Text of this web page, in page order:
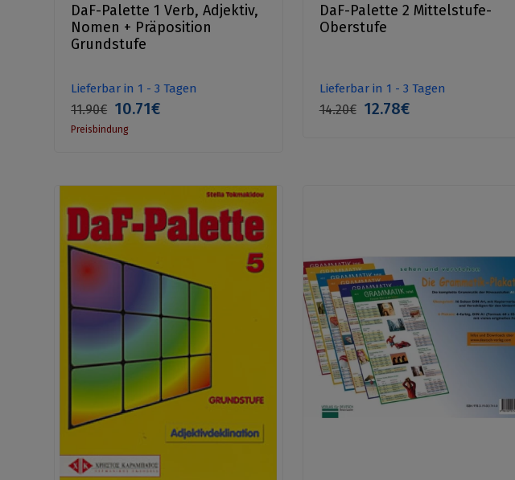
DaF-Palette 1 Verb, Adjektiv,
Nomen + Präposition
Grundstufe
Lieferbar in 1 - 3 Tagen
11.90€ 10.71€
Preisbindung
DaF-Palette 2 Mittelstufe-
Oberstufe
Lieferbar in 1 - 3 Tagen
14.20€ 12.78€